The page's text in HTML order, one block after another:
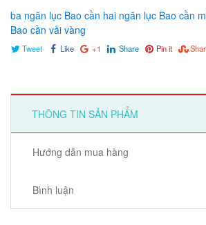
ba ngăn lục Bao cần hai ngăn lục Bao cần
Bao cần vải vàng
Tweet Like +1 Share Pin it
THÔNG TIN SẢN PHẨM
Hướng dẫn mua hàng
Bình luận